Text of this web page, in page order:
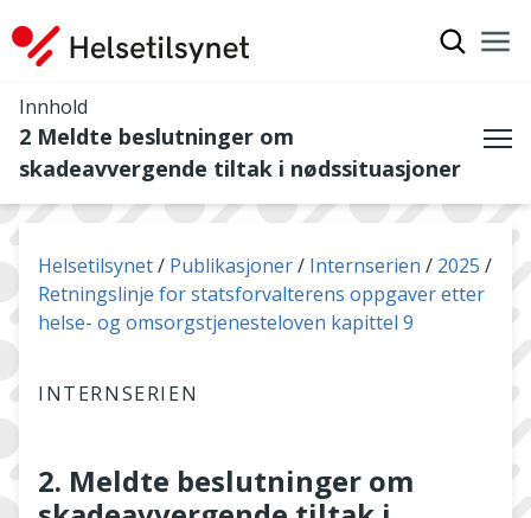
Innhold
2 Meldte beslutninger om
skadeavvergende tiltak i nødssituasjoner
Du er her:
Helsetilsynet Publikasjoner Internserien
2025
Retningslinje for statsforvalterens oppgaver etter
helse- og omsorgstjenesteloven kapittel 9
INTERNSERIEN
2. Meldte beslutninger om